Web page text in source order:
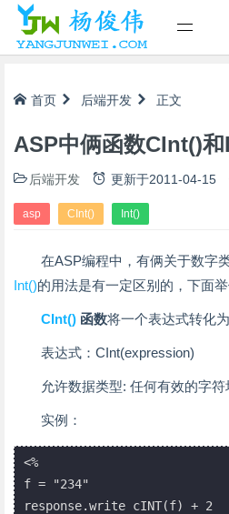
首页 后端开发 正文
ASP中俩函数CInt()
后端开发 更新于2011-04-15
asp CInt() Int()
在ASP编程中，有俩关于数字
Int()的用法是有一定区别的，下面举
CInt() 函数将一个表达式转化为
表达式：CInt(expression)
允许数据类型: 任何有效的字符
实例：
<%
f = "234"
response.write cINT(f) + 2